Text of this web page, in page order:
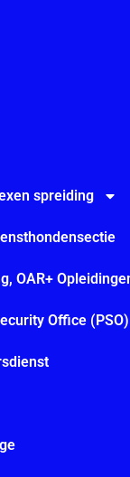
spreiding
OAR+
Office (PSO)